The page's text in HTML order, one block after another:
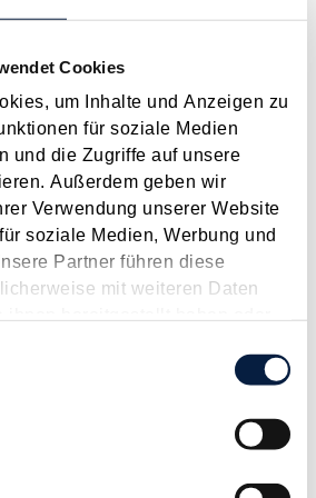
Cookies
um Inhalte und Anzeigen zu
für soziale Medien
und die Zugriffe auf unsere
Außerdem geben wir
Verwendung unserer Website
soziale Medien, Werbung und
Partner führen diese
mit weiteren Daten
der Entscheidung Das
RV/7103366/2025 vom 10.02.2026)
auseinanderzusetzen, welchem
die Familienbeihilfe zusteht,
überwiegend im Haushalt
drucken